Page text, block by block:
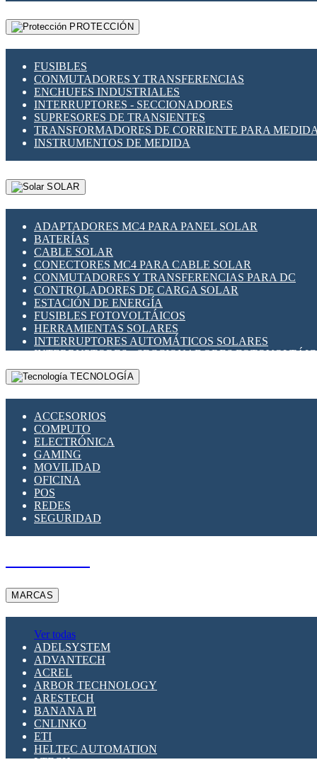
PROTECCIÓN
FUSIBLES
CONMUTADORES Y TRANSFERENCIAS
ENCHUFES INDUSTRIALES
INTERRUPTORES - SECCIONADORES
SUPRESORES DE TRANSIENTES
TRANSFORMADORES DE CORRIENTE PARA
INSTRUMENTOS DE MEDIDA
SOLAR
ADAPTADORES MC4 PARA PANEL SOLAR
BATERÍAS
CABLE SOLAR
CONECTORES MC4 PARA CABLE SOLAR
CONMUTADORES Y TRANSFERENCIAS PARA DC
CONTROLADORES DE CARGA SOLAR
ESTACIÓN DE ENERGÍA
FUSIBLES FOTOVOLTÁICOS
HERRAMIENTAS SOLARES
INTERRUPTORES AUTOMÁTICOS SOLARES
INTERRUPTORES - SECCIONADORES
MONTAJE PANEL SOLAR
PORTA FUSIBLES Y SECCIONADORES
TECNOLOGÍA
ACCESORIOS
COMPUTO
ELECTRÓNICA
GAMING
MOVILIDAD
OFICINA
POS
REDES
SEGURIDAD
MARCAS
Ver todas
ADELSYSTEM
ADVANTECH
ACREL
ARBOR TECHNOLOGY
ARESTECH
BANANA PI
CNLINKO
ETI
HELTEC AUTOMATION
LTECH